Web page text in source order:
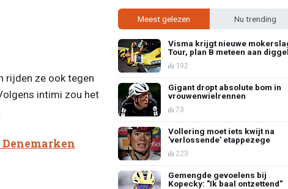
rijden ze ook tegen
intimi zou het
Meest gelezen Nu trending
Visma krijgt nieuwe
Tour, plan B meteen aan
192
Gigant dropt absolute bom in
vrouwenwielrennen
73
Vollering moet iets kwijt na
'verlossende' etappezege
223
Gemengde gevoelens bij
Kopecky: "Ik baal ontzettend"